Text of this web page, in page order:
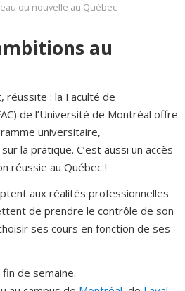
ou nouvelle au Québec
au
réussite : la Faculté de
de l’Université de Montréal offre
universitaire,
la pratique. C’est aussi un accès
réussie au Québec !
aux réalités professionnelles
de prendre le contrôle de son
ses cours en fonction de ses
de semaine.